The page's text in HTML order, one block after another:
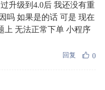
升级到4.0后 我还没有重
吗 如果是的话 可是 现在
上 无法正常下单 小程序
回复 0